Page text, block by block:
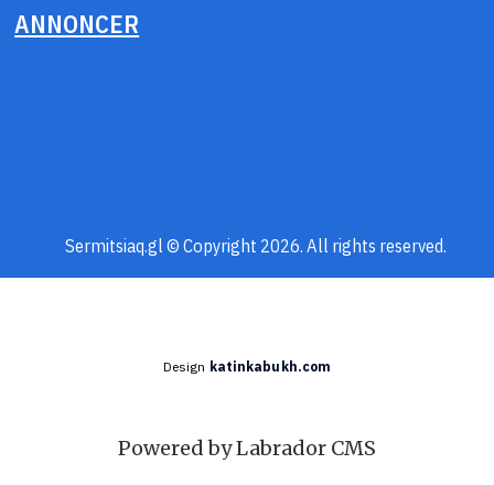
ANNONCER
Sermitsiaq.gl © Copyright 2026. All rights reserved.
Design katinkabukh.com
Powered by Labrador CMS